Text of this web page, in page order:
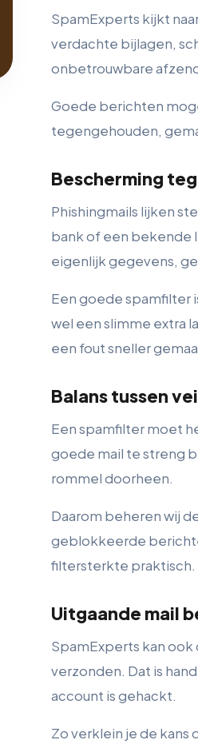
SpamExperts kijkt
verdachte bijlagen,
onbetrouwbare
Goede berichten
tegengehouden,
Bescherming
Phishingmails lijken
bank of een bekende
eigenlijk gegevens,
Een goede spamfilter
wel een slimme extra
een fout sneller
Balans tussen
Een spamfilter moet
goede mail te streng
rommel doorheen.
Daarom beheren wij
geblokkeerde
filtersterkte praktisch.
Uitgaande mail
SpamExperts kan
verzonden. Dat is
account is gehackt.
Zo verklein je de kans